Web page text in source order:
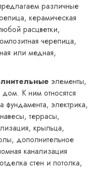
различные
керамическая
расцветки,
черепица,
или медная,
элементы,
К ним относятся
фундамента, электрика,
террасы,
крыльца,
дополнительное
канализация
стен и потолка,